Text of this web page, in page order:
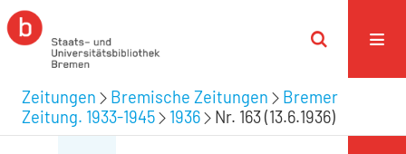
Zeitungen Bremische Zeitungen
Bremer
Zeitung. 1933-1945
1936 Nr. 163 (13.6.1936)